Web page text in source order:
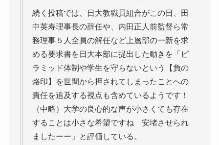
続く投稿では、日大教職員組合がこの日、田
中英寿理事長の辞任や、内田正人前監督ら常
務理事５人全員の解任など上層部の一新を求
める要求書を日大本部に提出した動きを「ピ
ラミッド体制や学生を守らないという【負の
烙印】を世間から押されてしまったことへの
責任を追及する視点も含めているようです！
（中略）大学の良心的な声が小さくても存在
することは小さな希望ですね 安堵させられ
ましたーー」と評価している。